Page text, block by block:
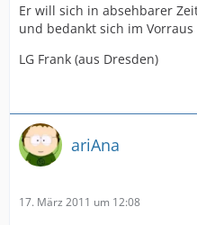
Er will sich in absehbarer
und bedankt sich im
LG Frank (aus Dresden)
ariAna
17. März 2011 um 12:08